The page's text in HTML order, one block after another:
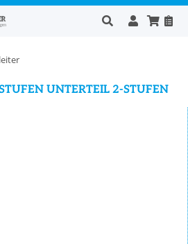
UNTERTEIL 2-STUFEN